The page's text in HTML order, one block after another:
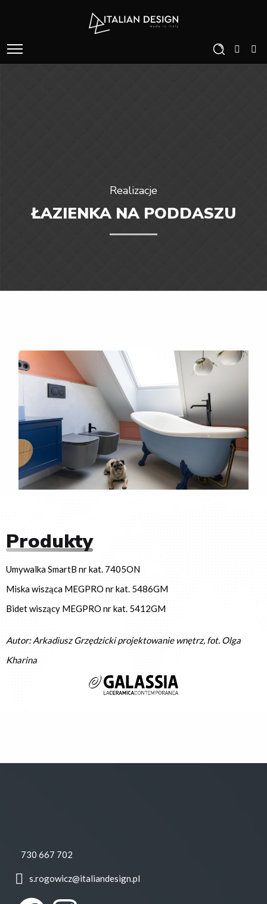
ŁAZIENKA NA PODDASZU
Realizacje
Produkty
Umywalka SmartB nr kat. 7405ON
Miska wisząca MEGPRO nr kat. 5486GM
Bidet wiszący MEGPRO nr kat. 5412GM
Autor: Arkadiusz Grzędzicki projektowanie wnętrz, fot. Olga
Kharina
730 667 702
s.rogowicz@italiandesign.pl